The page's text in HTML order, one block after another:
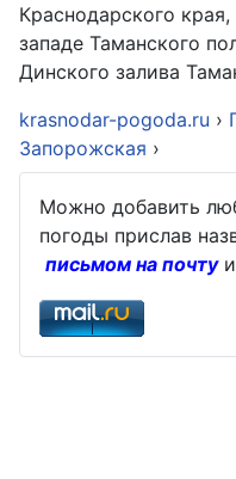
Краснодарского
западе Таманского
Динского залива
krasnodar-pogoda.ru ›
Запорожская ›
Можно добавить
погоды прислав
письмом на почту